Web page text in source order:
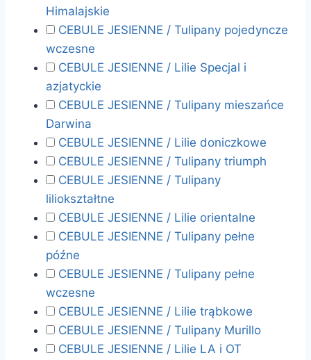
Himalajskie
CEBULE JESIENNE / Tulipany pojedyncze
wczesne
CEBULE JESIENNE / Lilie Specjal i
azjatyckie
CEBULE JESIENNE / Tulipany mieszańce
Darwina
CEBULE JESIENNE / Lilie doniczkowe
CEBULE JESIENNE / Tulipany triumph
CEBULE JESIENNE / Tulipany
liliokształtne
CEBULE JESIENNE / Lilie orientalne
CEBULE JESIENNE / Tulipany pełne
późne
CEBULE JESIENNE / Tulipany pełne
wczesne
CEBULE JESIENNE / Lilie trąbkowe
CEBULE JESIENNE / Tulipany Murillo
CEBULE JESIENNE / Lilie LA i OT